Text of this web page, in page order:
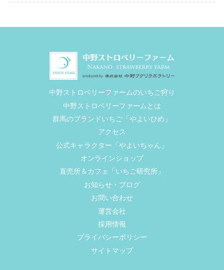
中野ストロベリーファームのいちご狩り
中野ストロベリーファームとは
群馬のブランドいちご「やよいひめ」
アクセス
公式キャラクター「やよいちゃん」
オンラインショップ
直売所＆カフェ「いちご研究所」
お知らせ・ブログ
お問い合わせ
運営会社
採用情報
プライバシーポリシー
サイトマップ